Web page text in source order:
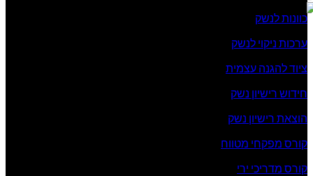
כוונות לנשק
ערכות ניקוי לנשק
ציוד להגנה עצמית
חידוש רישיון נשק
הוצאת רישיון נשק
קורס מפקחי מטווח
קורס מדריכי ירי